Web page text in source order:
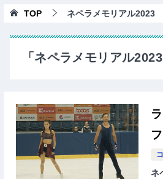
TOP ネペラメモリアル2023
「ネペラメモリアル
ネ